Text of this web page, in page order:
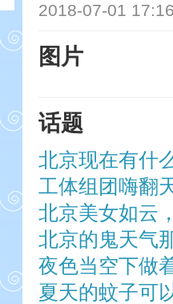
2018-07-01
图片
话题
北京现在有什
工体组团嗨翻
北京美女如云
北京的鬼天气
夜色当空下做
夏天的蚊子可